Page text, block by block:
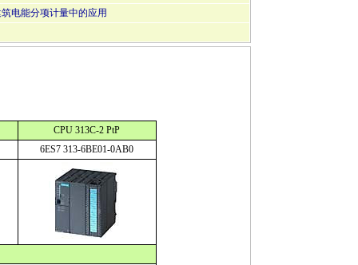
电能分项计量中的应用
CPU 313C-2 PtP
6ES7 313-6BE01-0AB0